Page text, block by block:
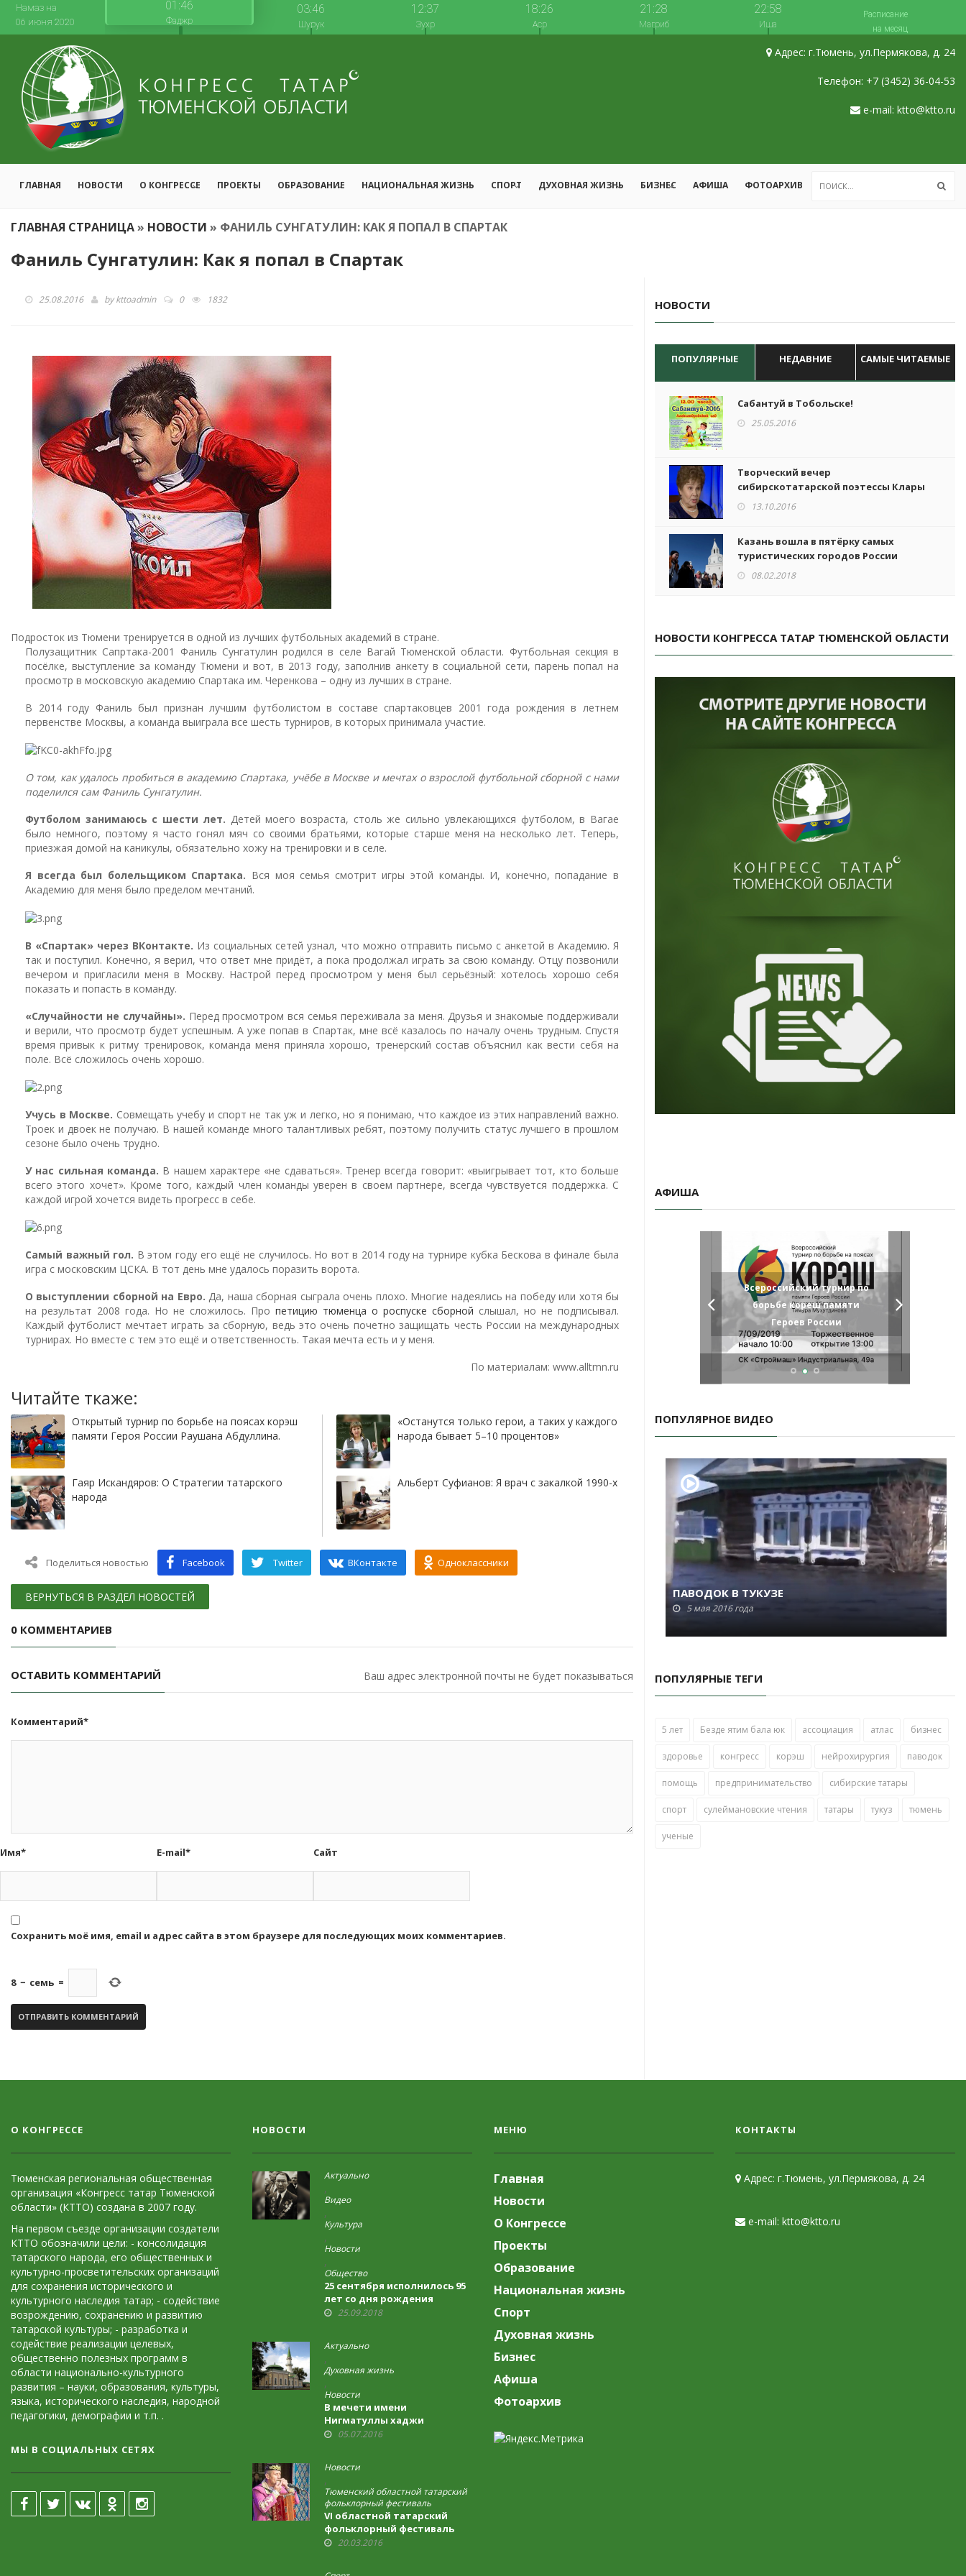
Намаз на
06 июня 2020
01:46
Фаджр
03:46
Шурук
12:37
Зухр
18:26
Аср
21:28
Магриб
22:58
Иша
Расписание
на месяц
Адрес: г.Тюмень, ул.Пермякова, д. 24
Телефон: +7 (3452) 36-04-53
e-mail: ktto@ktto.ru
ГЛАВНАЯ НОВОСТИ О КОНГРЕССЕ ПРОЕКТЫ ОБРАЗОВАНИЕ НАЦИОНАЛЬНАЯ ЖИЗНЬ СПОРТ ДУХОВНАЯ ЖИЗНЬ БИЗНЕС АФИША ФОТОАРХИВ
ГЛАВНАЯ СТРАНИЦА» НОВОСТИ » ФАНИЛЬ СУНГАТУЛИН: КАК Я ПОПАЛ В СПАРТАК
Фаниль Сунгатулин: Как я попал в Спартак
25.08.2016 bykttoadmin 0 1832
Подросток из Тюмени тренируется в одной из лучших футбольных академий в стране.
Полузащитник Сапртака-2001 Фаниль Сунгатулин родился в селе Вагай Тюменской области. Футбольная секция в
посёлке, выступление за команду Тюмени и вот, в 2013 году, заполнив анкету в социальной сети, парень попал на
просмотр в московскую академию Спартака им. Черенкова – одну из лучших в стране.
В 2014 году Фаниль был признан лучшим футболистом в составе спартаковцев 2001 года рождения в летнем
первенстве Москвы, а команда выиграла все шесть турниров, в которых принимала участие.
О том, как удалось пробиться в академию Спартака, учёбе в Москве и мечтах о взрослой футбольной сборной с нами
поделился сам Фаниль Сунгатулин.
Футболом занимаюсь с шести лет. Детей моего возраста, столь же сильно увлекающихся футболом, в Вагае
было немного, поэтому я часто гонял мяч со своими братьями, которые старше меня на несколько лет. Теперь,
приезжая домой на каникулы, обязательно хожу на тренировки и в селе.
Я всегда был болельщиком Спартака. Вся моя семья смотрит игры этой команды. И, конечно, попадание в
Академию для меня было пределом мечтаний.
В «Спартак» через ВКонтакте. Из социальных сетей узнал, что можно отправить письмо с анкетой в Академию. Я
так и поступил. Конечно, я верил, что ответ мне придёт, а пока продолжал играть за свою команду. Отцу позвонили
вечером и пригласили меня в Москву. Настрой перед просмотром у меня был серьёзный: хотелось хорошо себя
показать и попасть в команду.
«Случайности не случайны». Перед просмотром вся семья переживала за меня. Друзья и знакомые поддерживали
и верили, что просмотр будет успешным. А уже попав в Спартак, мне всё казалось по началу очень трудным. Спустя
время привык к ритму тренировок, команда меня приняла хорошо, тренерский состав объяснил как вести себя на
поле. Всё сложилось очень хорошо.
Учусь в Москве. Совмещать учебу и спорт не так уж и легко, но я понимаю, что каждое из этих направлений важно.
Троек и двоек не получаю. В нашей команде много талантливых ребят, поэтому получить статус лучшего в прошлом
сезоне было очень трудно.
У нас сильная команда. В нашем характере «не сдаваться». Тренер всегда говорит: «выигрывает тот, кто больше
всего этого хочет». Кроме того, каждый член команды уверен в своем партнере, всегда чувствуется поддержка. С
каждой игрой хочется видеть прогресс в себе.
Самый важный гол. В этом году его ещё не случилось. Но вот в 2014 году на турнире кубка Бескова в финале была
игра с московским ЦСКА. В тот день мне удалось поразить ворота.
О выступлении сборной на Евро. Да, наша сборная сыграла очень плохо. Многие надеялись на победу или хотя бы
на результат 2008 года. Но не сложилось. Про петицию тюменца о роспуске сборной слышал, но не подписывал.
Каждый футболист мечтает играть за сборную, ведь это очень почетно защищать честь России на международных
турнирах. Но вместе с тем это ещё и ответственность. Такая мечта есть и у меня.
По материалам: www.alltmn.ru
Читайте ткаже:
Открытый турнир по борьбе на поясах корэш
памяти Героя России Раушана Абдуллина.
Гаяр Искандяров: О Стратегии татарского
народа
«Останутся только герои, а таких у каждого
народа бывает 5–10 процентов»
Альберт Суфианов: Я врач с закалкой 1990-х
Поделиться новостью Facebook Twitter ВКонтакте Одноклассники
ВЕРНУТЬСЯ В РАЗДЕЛ НОВОСТЕЙ
0 КОММЕНТАРИЕВ
ОСТАВИТЬ КОММЕНТАРИЙ Ваш адрес электронной почты не будет показываться
Комментарий*
Имя* E-mail* Сайт
Сохранить моё имя, email и адрес сайта в этом браузере для последующих моих комментариев.
8 − семь =
НОВОСТИ
ПОПУЛЯРНЫЕ НЕДАВНИЕ САМЫЕ ЧИТАЕМЫЕ
Сабантуй в Тобольске!
25.05.2016
Творческий вечер
сибирскотатарской поэтессы Клары
Кучковской
13.10.2016
Казань вошла в пятёрку самых
туристических городов России
08.02.2018
НОВОСТИ КОНГРЕССА ТАТАР ТЮМЕНСКОЙ ОБЛАСТИ
АФИША
Всероссийский турнир по
борьбе кореш памяти
Героев России
ПОПУЛЯРНОЕ ВИДЕО
ПАВОДОК В ТУКУЗЕ
5 мая 2016 года
ПОПУЛЯРНЫЕ ТЕГИ
5 лет Безде ятим бала юк ассоциация атлас бизнес
здоровье конгресс корэш нейрохирургия паводок
помощь предпринимательство сибирские татары
спорт сулеймановские чтения татары тукуз тюмень
ученые
О КОНГРЕССЕ
Тюменская региональная общественная
организация «Конгресс татар Тюменской
области» (КТТО) создана в 2007 году.
На первом съезде организации создатели
КТТО обозначили цели: - консолидация
татарского народа, его общественных и
культурно-просветительских организаций
для сохранения исторического и
культурного наследия татар; - содействие
возрождению, сохранению и развитию
татарской культуры; - разработка и
содействие реализации целевых,
общественно полезных программ в
области национально-культурного
развития – науки, образования, культуры,
языка, исторического наследия, народной
педагогики, демографии и т.п. .
МЫ В СОЦИАЛЬНЫХ СЕТЯХ
НОВОСТИ
Актуально
,
Видео
,
Культура
,
Новости
,
Общество
25 сентября исполнилось 95
лет со дня рождения
Хабибуллы Хайрулловича
25.09.2018
Актуально
,
Духовная жизнь
,
Новости
В мечети имени
Нигматуллы хаджи
Кормышакова прошла
05.07.2016
Новости
,
Тюменский областной татарский
фольклорный фестиваль
VI областной татарский
фольклорный фестиваль
пройдёт в Тюмени
20.03.2016
МЕНЮ
Главная
Новости
О Конгрессе
Проекты
Образование
Национальная жизнь
Спорт
Духовная жизнь
Бизнес
Афиша
Фотоархив
КОНТАКТЫ
Адрес: г.Тюмень, ул.Пермякова, д. 24
e-mail: ktto@ktto.ru